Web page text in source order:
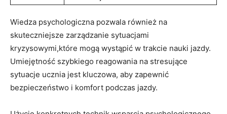
Wiedza psychologiczna ‌pozwala również na
⁤skuteczniejsze zarządzanie sytuacjami
kryzysowymi,które mogą​ wystąpić⁣ w trakcie nauki jazdy.
Umiejętność szybkiego reagowania na stresujące
sytuacje⁢ ucznia jest kluczowa, ⁤aby zapewnić ​
bezpieczeństwo i ‍komfort podczas jazdy.